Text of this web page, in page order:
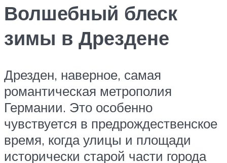
Волшебный блеск
зимы в Дрездене
Дрезден, наверное, самая
романтическая метрополия
Германии. Это особенно
чувствуется в предрождественское
время, когда улицы и площади
исторически старой части города